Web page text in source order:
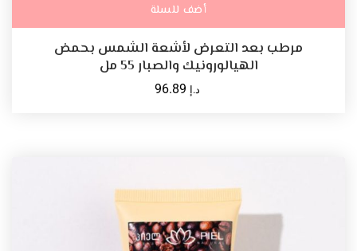
أضف للسلة
مرطب بعد التعرض لأشعة الشمس بحمض
الهيالورونيك والصبار 55 مل
د.إ